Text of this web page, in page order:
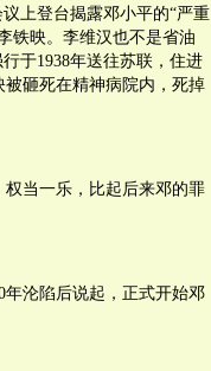
上登台揭露邓小平的“严重
铁映。李维汉也不是省油
于1938年送往苏联，住进
砸死在精神病院内，死掉
当一乐，比起后来邓的罪
沦陷后说起，正式开始邓